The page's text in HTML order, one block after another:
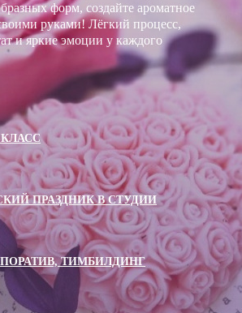
форм, создайте ароматное
руками! Лёгкий процесс,
и яркие эмоции у каждого
ПРАЗДНИК В СТУДИИ
ТИМБИЛДИНГ